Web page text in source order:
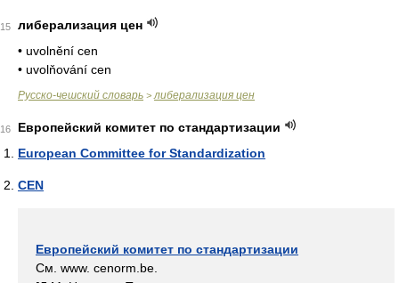
15
либерализация цен
• uvolnění cen
• uvolňování cen
Русско-чешский словарь > либерализация цен
16
Европейский комитет по стандартизации
European Committee for Standardization
CEN
Европейский комитет по стандартизации
См. www. cenorm.be.